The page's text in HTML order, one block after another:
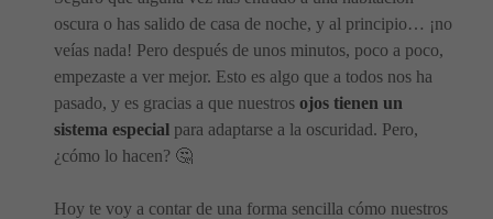
oscura o has salido de casa de noche, y al principio… ¡no
veías nada! Pero después de unos minutos, poco a poco,
empezaste a ver mejor. Esto es algo que a todos nos ha
pasado, y es gracias a que nuestros ojos tienen un
sistema especial para adaptarse a la oscuridad. Pero,
¿cómo lo hacen? 🤔
Hoy te voy a contar de una forma sencilla cómo nuestros